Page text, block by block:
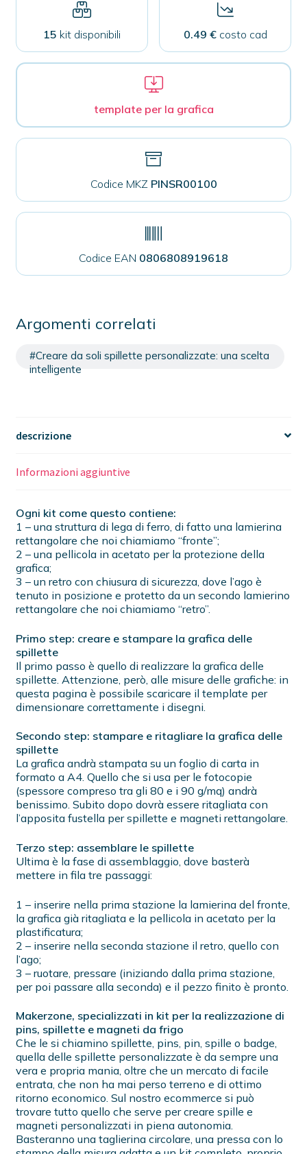
15 kit disponibili 0.49 €costo cad
template per la grafica
Codice MKZ PINSR00100
Codice EAN 0806808919618
Argomenti correlati
#Creare da soli spillette personalizzate: una scelta
intelligente
descrizione
Informazioni aggiuntive
Ogni kit come questo contiene:
1 – una struttura di lega di ferro, di fatto una lamierina
rettangolare che noi chiamiamo “fronte”;
2 – una pellicola in acetato per la protezione della
grafica;
3 – un retro con chiusura di sicurezza, dove l’ago è
tenuto in posizione e protetto da un secondo lamierino
rettangolare che noi chiamiamo “retro”.
Primo step: creare e stampare la grafica delle
spillette
Il primo passo è quello di realizzare la grafica delle
spillette. Attenzione, però, alle misure delle grafiche: in
questa pagina è possibile scaricare il template per
dimensionare correttamente i disegni.
Secondo step: stampare e ritagliare la grafica delle
spillette
La grafica andrà stampata su un foglio di carta in
formato a A4. Quello che si usa per le fotocopie
(spessore compreso tra gli 80 e i 90 g/mq) andrà
benissimo. Subito dopo dovrà essere ritagliata con
l’apposita fustella per spillette e magneti rettangolare.
Terzo step: assemblare le spillette
Ultima è la fase di assemblaggio, dove basterà
mettere in fila tre passaggi:
1 – inserire nella prima stazione la lamierina del fronte,
la grafica già ritagliata e la pellicola in acetato per la
plastificatura;
2 – inserire nella seconda stazione il retro, quello con
l’ago;
3 – ruotare, pressare (iniziando dalla prima stazione,
per poi passare alla seconda) e il pezzo finito è pronto.
Makerzone, specializzati in kit per la realizzazione di
pins, spillette e magneti da frigo
Che le si chiamino spillette, pins, pin, spille o badge,
quella delle spillette personalizzate è da sempre una
vera e propria mania, oltre che un mercato di facile
entrata, che non ha mai perso terreno e di ottimo
ritorno economico. Sul nostro ecommerce si può
trovare tutto quello che serve per creare spille e
magneti personalizzati in piena autonomia.
Basteranno una taglierina circolare, una pressa con lo